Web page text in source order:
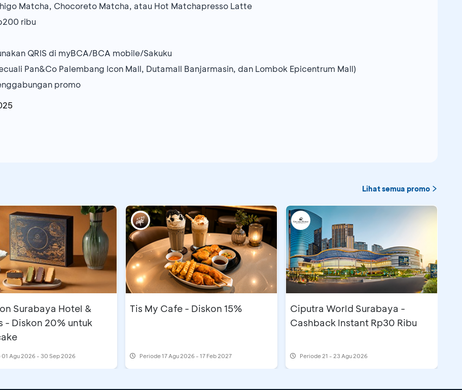
Matcha, Chocoreto Matcha, atau Hot Matchapresso Latte
ribu
QRIS di myBCA/BCA mobile/Sakuku
Pan&Co Palembang Icon Mall, Dutamall Banjarmasin, dan Lombok Epicentrum Mall)
promo
Lihat semua promo
Surabaya Hotel &
- Diskon 20% untuk
01 Agu 2026 - 30 Sep 2026
Tis My Cafe - Diskon 15%
Periode17 Agu 2026 - 17 Feb 2027
Ciputra World Surabaya -
Cashback Instant Rp30 Ribu
Periode21 - 23 Agu 2026